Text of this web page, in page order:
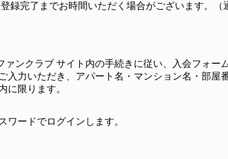
録完了までお時間いただく場合がございます。（
ンクラブ サイト内の手続きに従い、入会フォー
入力いただき、アパート名・マンション名・部屋
に限ります。
ワードでログインします。